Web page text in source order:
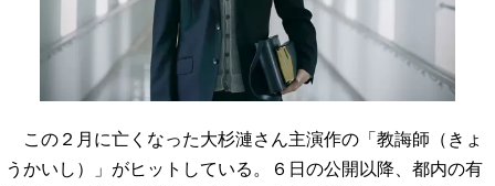
この２月に亡くなった大杉漣さん主演作の「教誨師（きょ
うかいし）」がヒットしている。６日の公開以降、都内の有